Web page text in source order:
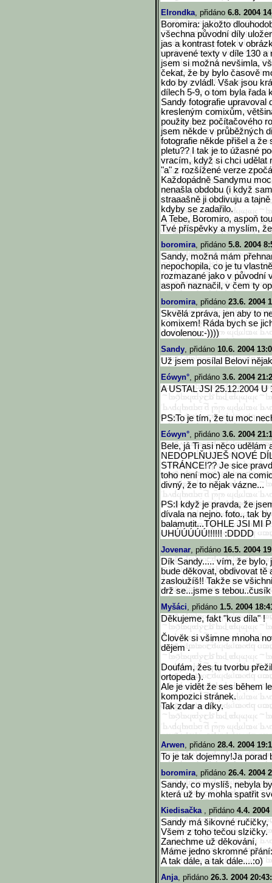
Elrondka, přidáno 6.8. 2004
Boromira: jakožto
všechna původní díly
jas a kontrast fotek v
upravené texty v díle 130
jsem si možná nevšimla,
čekat, že by bylo časově
kdo by zvládl. Však jsou
dílech 5-9, o tom byla řada
Sandy fotografie
kresleným comixům,
použity bez počítačového
jsem někde v průběžných
fotografie někde přišel a že
pletu?? I tak je to úžasné
vracím, když si chci udělat
"a" z rozšížené verze
Každopádně Sandymu
nenašla obdobu (i když
straaašně ji obdivuju a
kdyby se zadařilo.
A Tebe, Boromiro, aspoň
Tvé příspěvky a myslím,
boromira, přidáno 5.8. 2004
Sandy, možná mám
nepochopila, co je tu
rozmazané jako v původní
aspoň naznačil, v čem ty
boromira, přidáno 23.6. 2004
Skvělá zpráva, jen aby to
komixem! Ráda bych se
dovolenou:-))))
Sandy, přidáno 10.6. 2004
Už jsem posílal Belovi
Eówyn°, přidáno 3.6. 2004
A USTAL JSI 25.12.2004
PS:To je tím, že tu moc
Eówyn°, přidáno 3.6. 2004
Bele, já Ti asi něco udělám
NEDOPLŇUJEŠ NOVÉ
STRÁNCE!?? Je sice
toho není moc) ale na
divný, že to nějak vázne...
PS:I když je pravda, že
dívala na nejno. foto., tak
balamutit...TOHLE JSI MI
UHÚÚÚÚÚ!!!!!! :DDDD
Jovenar, přidáno 16.5. 2004
Dík Sandy..... vím, že bylo,
bude děkovat, obdivovat
zasloužíš!! Takže se
drž se...jsme s tebou..čusík
Myšáci, přidáno 1.5. 2004
Děkujeme, fakt "kus díla" !
Člověk si všimne mnoha
dějem .
Doufám, žes tu tvorbu
ortopeda ).
Ale je vidět že ses během
kompozici stránek.
Tak zdar a díky.
Arwen, přidáno 28.4. 2004
To je tak dojemny!Ja porad
boromira, přidáno 26.4. 2004
Sandy, co myslíš, nebyla
která už by mohla spatřit
Kiedisačka , přidáno 4.4. 2004
Sandy má šikovné ručičky,
Všem z toho tečou slzičky.
Zanechme už děkování,
Máme jedno skromné
A tak dále, a tak dále....:o)
Anja, přidáno 26.3. 2004